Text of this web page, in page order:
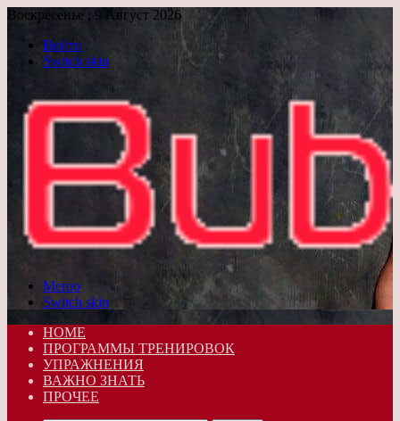
Воскресенье , 9 Август 2026
Войти
Switch skin
Меню
Switch skin
HOME
ПРОГРАММЫ ТРЕНИРОВОК
УПРАЖНЕНИЯ
ВАЖНО ЗНАТЬ
ПРОЧЕЕ